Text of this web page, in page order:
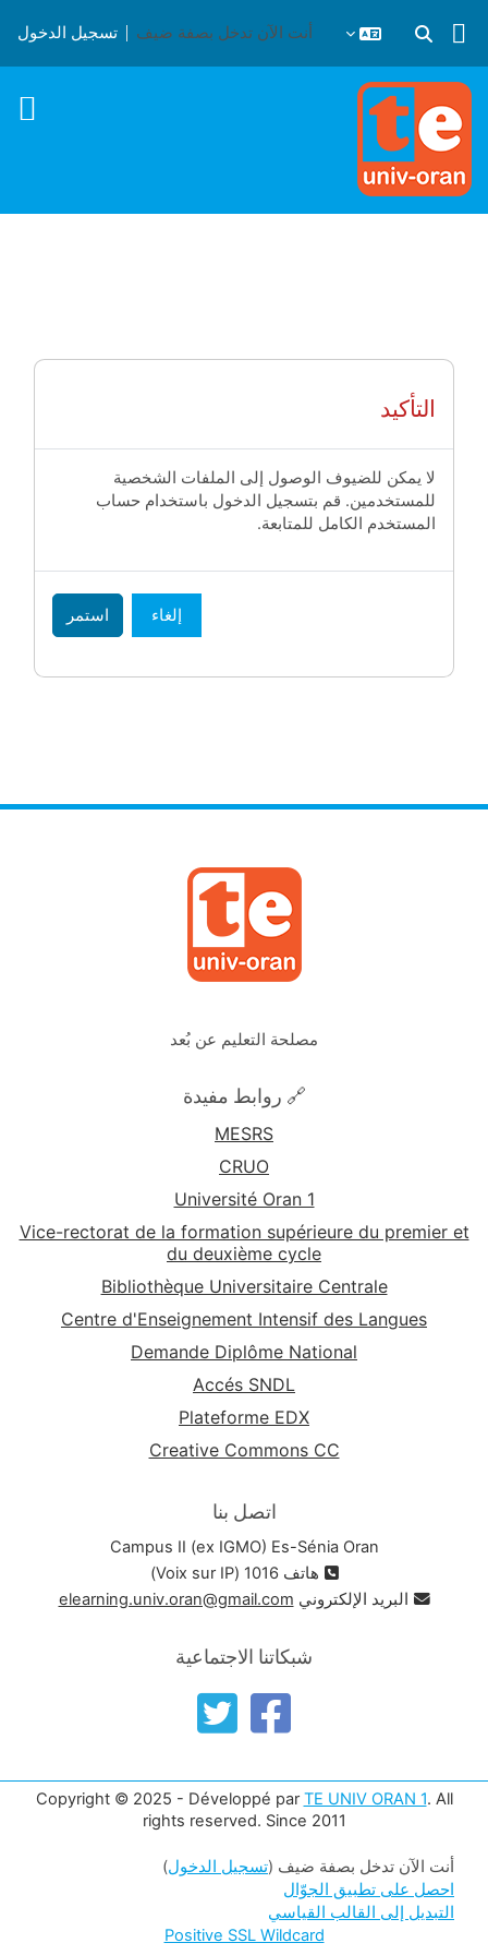
تبديل إدخال البحث
أنت الآن تدخل بصفة ضيف تسجيل الدخول
التأكيد
لا يمكن للضيوف الوصول إلى الملفات الشخصية
للمستخدمين. قم بتسجيل الدخول باستخدام حساب
المستخدم الكامل للمتابعة.
إلغاء استمر
مصلحة التعليم عن بُعد
🔗 روابط مفيدة
MESRS
CRUO
Université Oran 1
Vice-rectorat de la formation supérieure du premier et
du deuxième cycle
Bibliothèque Universitaire Centrale
Centre d'Enseignement Intensif des Langues
Demande Diplôme National
Accés SNDL
Plateforme EDX
Creative Commons CC
اتصل بنا
Campus II (ex IGMO) Es-Sénia Oran
هاتف 1016 (Voix sur IP)
البريد الإلكتروني elearning.univ.oran@gmail.com
شبكاتنا الاجتماعية
Copyright © 2025 - Développé par TE UNIV ORAN 1. All
rights reserved. Since 2011
أنت الآن تدخل بصفة ضيف (تسجيل الدخول)
احصل على تطبيق الجوّال
التبديل إلى القالب القياسي
Positive SSL Wildcard